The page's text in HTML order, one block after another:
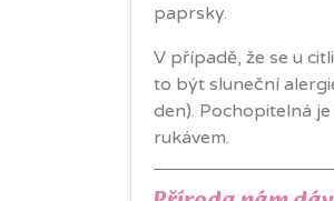
paprsky.
V případě, že se u
to být sluneční
den). Pochopitelná
rukávem.